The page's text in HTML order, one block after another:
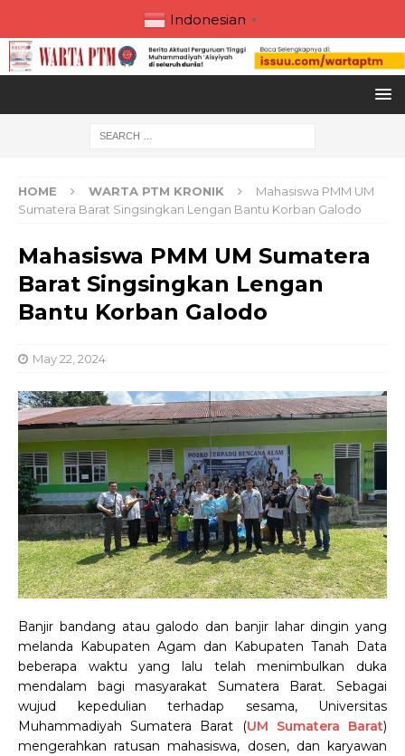
Indonesian ▼
HOME WARTA PTM KRONIK
Mahasiswa PMM UM
Sumatera Barat Singsingkan Lengan Bantu Korban Galodo
Mahasiswa PMM UM Sumatera
Barat Singsingkan Lengan
Bantu Korban Galodo
May 22, 2024
Banjir bandang atau galodo dan banjir lahar dingin yang
melanda Kabupaten Agam dan Kabupaten Tanah Data
beberapa waktu yang lalu telah menimbulkan duka
mendalam bagi masyarakat Sumatera Barat. Sebagai
wujud kepedulian terhadap sesama, Universitas
Muhammadiyah Sumatera Barat (UM Sumatera Barat)
mengerahkan ratusan mahasiswa, dosen, dan karyawan